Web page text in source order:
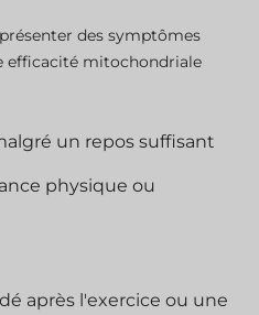
des symptômes
efficacité mitochondriale
un repos suffisant
physique ou
après l'exercice ou une